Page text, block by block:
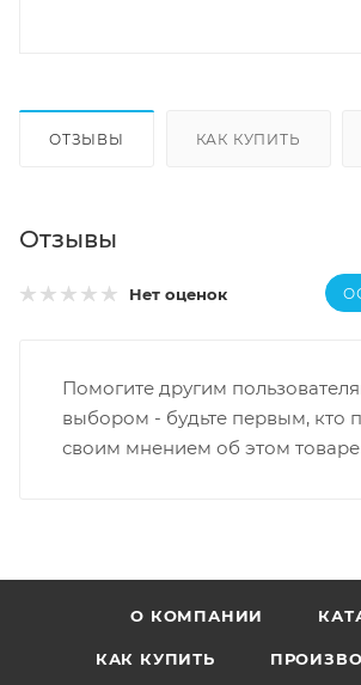
ОТЗЫВЫ КАК КУПИТЬ
Отзывы
Нет оценок
Помогите другим
выбором - будьте первым, кто
своим мнением об этом товаре
О КОМПАНИИ
КАК КУПИТЬ